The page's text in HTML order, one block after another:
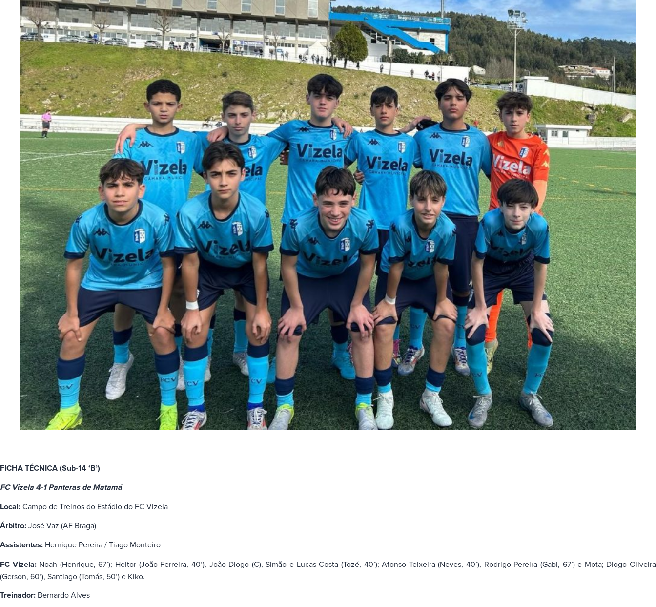
FICHA TÉCNICA (Sub-14 ‘B’)
FC Vizela 4-1 Panteras de Matamá
Local:Campo de Treinos do Estádio do FC Vizela
Árbitro:José Vaz (AF Braga)
Assistentes: Henrique Pereira / Tiago Monteiro
FC Vizela:Noah (Henrique, 67’); Heitor (João Ferreira, 40’), João Diogo (C), Simão e Lucas Costa (Tozé, 40’); Afonso Teixeira (Neves, 40’), Rodrigo Pereira (Gabi, 67’) e Mota; Diogo Oliveira
(Gerson, 60’), Santiago (Tomás, 50’) e Kiko.
Treinador: Bernardo Alves